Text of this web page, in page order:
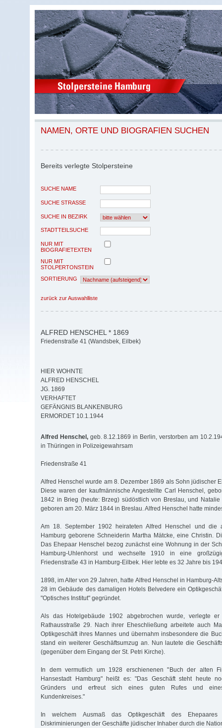
NAMEN, ORTE UND BIOGRAFIEN SUCHEN
Bereits verlegte Stolpersteine
SUCHE NAME
SUCHE STRASSE
SUCHE IN BEZIRK
STADTTEILSUCHE
NUR MIT
BIOGRAFIETEXTEN
NUR MIT
STOLPERTONSTEIN
SORTIERUNG
zurück zur Auswahlliste
ALFRED HENSCHEL * 1869
Friedenstraße 41 (Wandsbek, Eilbek)
HIER WOHNTE
ALFRED HENSCHEL
JG. 1869
VERHAFTET
GEFÄNGNIS BLANKENBURG
ERMORDET 10.1.1944
Alfred Henschel,geb. 8.12.1869 in Berlin, verstorben am
in Thüringen in Polizeigewahrsam
Friedenstraße 41
Alfred Henschel wurde am 8. Dezember 1869 als Sohn jüdischer
Diese waren der kaufmännische Angestellte Carl Henschel,
1842 in Brieg (heute: Brzeg) südöstlich von Breslau, und
geboren am 20. März 1844 in Breslau. Alfred Henschel hatte
Am 18. September 1902 heirateten Alfred Henschel und
Hamburg geborene Schneiderin Martha Mätcke, eine Christin.
Das Ehepaar Henschel bezog zunächst eine Wohnung in der
Hamburg-Uhlenhorst und wechselte 1910 in eine
Friedenstraße 43 in Hamburg-Eilbek. Hier lebte es 32 Jahre bis
1898, im Alter von 29 Jahren, hatte Alfred Henschel in Hamburg-
28 im Gebäude des damaligen Hotels Belvedere ein
"Optisches Institut" gegründet.
Als das Hotelgebäude 1902 abgebrochen wurde, verlegte
Rathausstraße 29. Nach ihrer Eheschließung arbeitete auch
Optikgeschäft ihres Mannes und übernahm insbesondere die
stand ein weiterer Geschäftsumzug an. Nun lautete die
(gegenüber dem Eingang der St. Petri Kirche).
In dem vermutlich um 1928 erschienenen "Buch der alten
Hansestadt Hamburg" heißt es: "Das Geschäft steht heute
Gründers und erfreut sich eines guten Rufes und
Kundenkreises."
In welchem Ausmaß das Optikgeschäft des
Diskriminierungen der Geschäfte jüdischer Inhaber durch die